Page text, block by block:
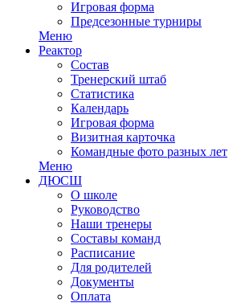
Игровая форма
Предсезонные турниры
Меню
Реактор
Состав
Тренерский штаб
Статистика
Календарь
Игровая форма
Визитная карточка
Командные фото разных лет
Меню
ДЮСШ
О школе
Руководство
Наши тренеры
Составы команд
Расписание
Для родителей
Документы
Оплата